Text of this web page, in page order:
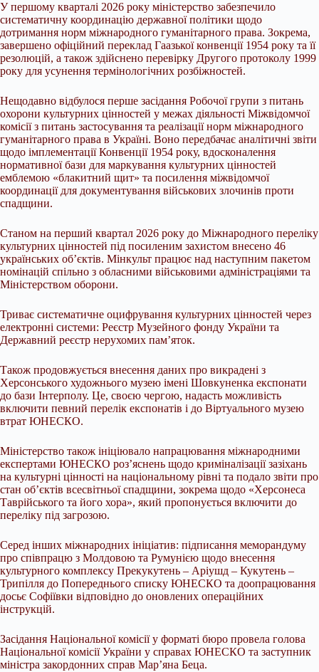
У першому кварталі 2026 року міністерство забезпечило
систематичну координацію державної політики щодо
дотримання норм міжнародного гуманітарного права. Зокрема,
завершено офіційний переклад Гаазької конвенції 1954 року та її
резолюцій, а також здійснено перевірку Другого протоколу 1999
року для усунення термінологічних розбіжностей.
Нещодавно відбулося перше засідання Робочої групи з питань
охорони культурних цінностей у межах діяльності Міжвідомчої
комісії з питань застосування та реалізації норм міжнародного
гуманітарного права в Україні. Воно передбачає аналітичні звіти
щодо імплементації Конвенції 1954 року, вдосконалення
нормативної бази для маркування культурних цінностей
емблемою «блакитний щит» та посилення міжвідомчої
координації для документування військових злочинів проти
спадщини.
Станом на перший квартал 2026 року до Міжнародного переліку
культурних цінностей під посиленим захистом внесено 46
українських об’єктів. Мінкульт працює над наступним пакетом
номінацій спільно з обласними військовими адміністраціями та
Міністерством оборони.
Триває систематичне оцифрування культурних цінностей через
електронні системи: Реєстр Музейного фонду України та
Державний реєстр нерухомих пам’яток.
Також продовжується внесення даних про викрадені з
Херсонського художнього музею імені Шовкуненка експонати
до бази Інтерполу. Це, своєю чергою, надасть можливість
включити певний перелік експонатів і до Віртуального музею
втрат ЮНЕСКО.
Міністерство також ініціювало напрацювання міжнародними
експертами ЮНЕСКО роз’яснень щодо криміналізації зазіхань
на культурні цінності на національному рівні та подало звіти про
стан об’єктів всесвітньої спадщини, зокрема щодо «Херсонеса
Таврійського та його хора», який пропонується включити до
переліку під загрозою.
Серед інших міжнародних ініціатив: підписання меморандуму
про співпрацю з Молдовою та Румунією щодо внесення
культурного комплексу Прекукутень – Аріушд – Кукутень –
Трипілля до Попереднього списку ЮНЕСКО та доопрацювання
досьє Софіївки відповідно до оновлених операційних
інструкцій.
Засідання Національної комісії у форматі бюро провела голова
Національної комісії України у справах ЮНЕСКО та заступник
міністра закордонних справ Мар’яна Беца.